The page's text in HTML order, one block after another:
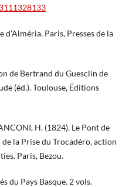
d’Alméria. Paris, Presses de la
de Bertrand du Guesclin de
(éd.). Toulouse, Éditions
H. (1824). Le Pont de
la Prise du Trocadéro, action
Paris, Bezou.
du Pays Basque. 2 vols.